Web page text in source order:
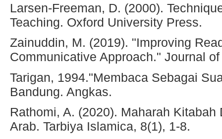
Larsen-Freeman, D. (2000).
Teaching. Oxford University Press.
Zainuddin, M. (2019). "Improving
Communicative Approach." Journal
Tarigan, 1994."Membaca Sebagai
Bandung. Angkas.
Rathomi, A. (2020). Maharah
Arab. Tarbiya Islamica, 8(1), 1-8.